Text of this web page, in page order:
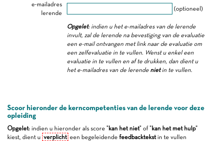
e-mailadres
lerende
(optioneel)
Opgelet: indien u het e-mailadres van de lerende
invult, zal de lerende na bevestiging van de evaluatie
een e-mail ontvangen met link naar de evaluatie om
een zelfevaluatie in te vullen. Wenst u enkel een
evaluatie in te vullen en af te drukken, dan dient u
het e-mailadres van de lerende nietin te vullen.
Scoor hieronder de kerncompetenties van de lerende voor deze
opleiding
Opgelet: indien u hieronder als score "kan het niet" of "kan het met hulp"
kiest, dient u verplicht een begeleidende feedbacktekstin te vullen